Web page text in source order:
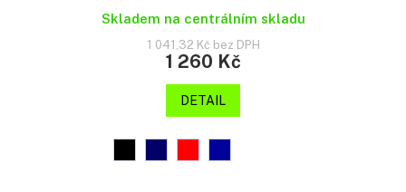
Skladem na centrálním skladu
1 041,32 Kč bez DPH
1 260 Kč
DETAIL